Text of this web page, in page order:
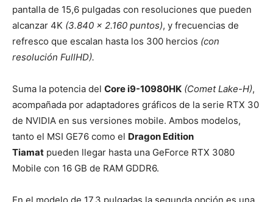
pantalla de 15,6 pulgadas con resoluciones que pueden
alcanzar 4K (3.840 x 2.160 puntos), y frecuencias de
refresco que escalan hasta los 300 hercios (con
resolución FullHD).
Suma la potencia del Core i9-10980HK (Comet Lake-H),
acompañada por adaptadores gráficos de la serie RTX 30
de NVIDIA en sus versiones mobile. Ambos modelos,
tanto el MSI GE76 como el Dragon Edition
Tiamat pueden llegar hasta una GeForce RTX 3080
Mobile con 16 GB de RAM GDDR6.
En el modelo de 17,3 pulgadas la segunda opción es una